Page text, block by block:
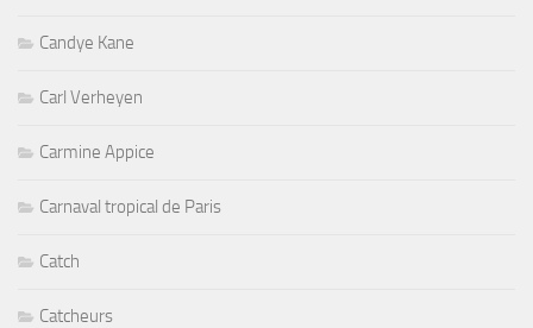
Candye Kane
Carl Verheyen
Carmine Appice
Carnaval tropical de Paris
Catch
Catcheurs